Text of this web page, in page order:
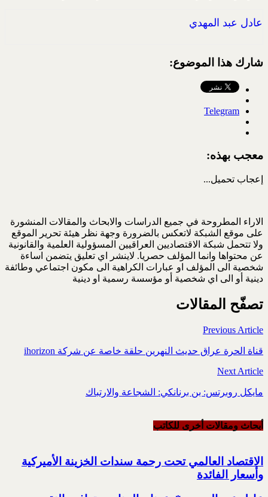
عادل عبد المهدي
شارك هذا الموضوع:
Telegram
معجب بهذه:
إعجاب تحميل...
الاراء المطروحة في جميع الدراسات والابحاث والمقالات المنشورة
على موقع الشبكة لاتعكس بالضرورة وجهة نظر هيئة تحرير الموقع
ولا تتحمل شبكة الاقتصاديين العراقيين المسؤولية العلمية والقانونية
عن محتواها وانما المؤلف حصريا. لاينشر اي تعليق يتضمن اساءة
شخصية الى المؤلف او عبارات الكراهية الى مكون اجتماعي وطائفة
دينية أو الى اي شخصية أو مؤسسة رسمية او دينية
تصفّح المقالات
Previous Article
قناة الحرة عراق حديث النهرين حلقة خاصة عن شركة ihorizon
Next Article
مايكل روبرتس: بن برنانكي: الشجاعة والارتباك
أبحاث ومقالات أخرى للکاتب
الاقتصاد العالمي تحت رحمة سندات الخزينة الأميركية
وأسعار الفائدة